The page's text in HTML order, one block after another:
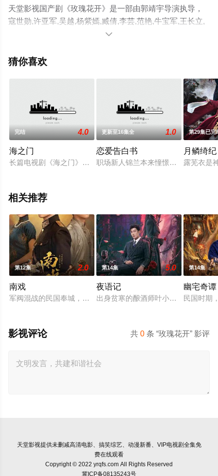
天堂影视国产剧《玫瑰花开》是一部由郭靖宇导演执导，
寇世勋,许亚军,吴越,杨紫嫣,臧倩,李芸,范艳,牛宝军,王长立,
陈笑非,廖忠,李蓬,王宁,王奕权,刘欢,成晖,迟国栋,彭志东,孔
陈增祺,李振平,严志成,姜少华,张培涛,鱼梦洁,于汶,秋淇,张
剧，大结局剧情已揭晓（1-20全集），手机免费观看高清
无删减完整版电视剧全集就上天堂电影网，更多相关信息
可移步至豆瓣电视剧、电视猫或剧情网等平台了解。

猜你喜欢
完结 4.0
海之门
长篇电视剧《海之门》以改革开放以来台州经济社会大发展为
更新至16集全 1.0
恋爱告白书
职场新人锦兰本来憧憬着美好的爱情
第29集已完
月鳞绮纪
露芜衣是
相关推荐
第12集 2.0
南戏
军阀混战的民国奉城，玉佛头离奇失窃，戏班主横尸戏台，将
第14集 5.0
夜语记
出身贫寒的酿酒师叶小唯遭遇爱人程
第14集
幽宅奇谭
民国时期
共0 条 “玫瑰花开” 影评
影视评论
天堂影视提供未删减高清电影、搞笑综艺、动漫新番、VIP电视剧全集免
费在线观看
Copyright © 2022 yrqfs.com All Rights Reserved
冀ICP备08135243号